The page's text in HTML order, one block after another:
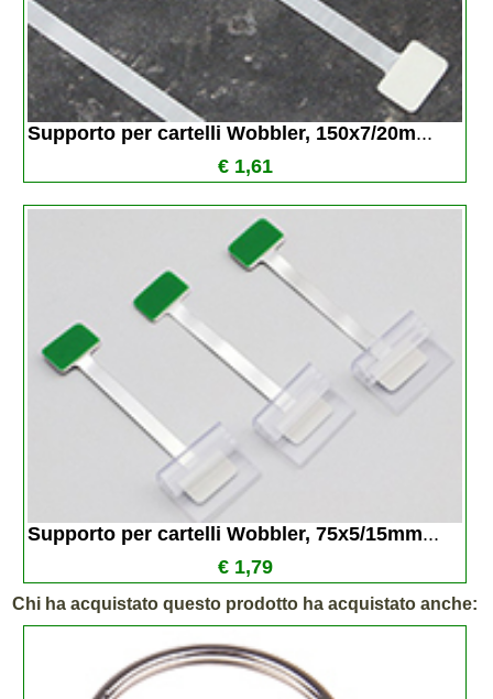
Supporto per cartelli Wobbler, 150x7/20m...
€ 1,61
Supporto per cartelli Wobbler, 75x5/15mm...
€ 1,79
Chi ha acquistato questo prodotto ha acquistato anche: